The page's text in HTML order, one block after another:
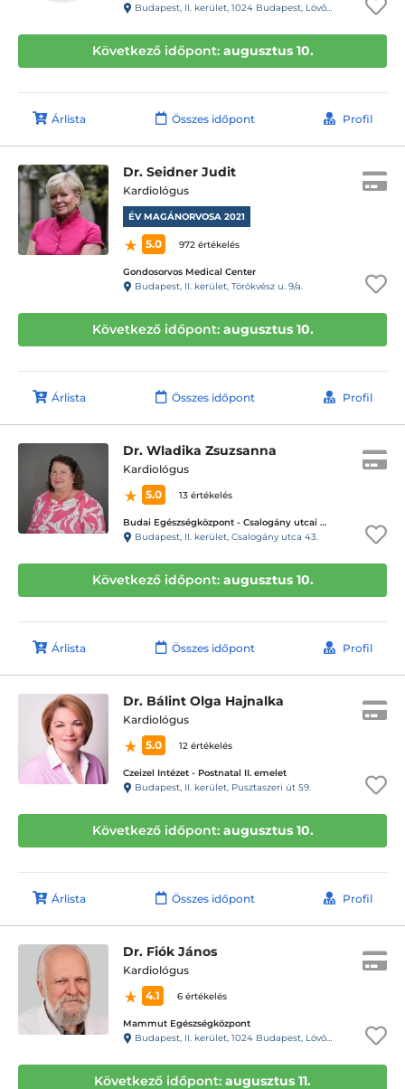
Budapest, II. kerület, 1024 Budapest, Lövőház utca 1-5. Mammut II., 4. emelet
Következő időpont: augusztus 10.
Árlista Összes időpont Profil
Dr. Seidner Judit
Kardiológus
ÉV MAGÁNORVOSA 2021
5.0 972 értékelés
Gondosorvos Medical Center
Budapest, II. kerület, Törökvész u. 9/a.
Következő időpont: augusztus 10.
Árlista Összes időpont Profil
Dr. Wladika Zsuzsanna
Kardiológus
5.0
13 értékelés
Budai Egészségközpont - Csalogány utcai magánrendelők
Budapest, II. kerület, Csalogány utca 43.
Következő időpont: augusztus 10.
Árlista Összes időpont Profil
Dr. Bálint Olga Hajnalka
Kardiológus
5.0
12 értékelés
Czeizel Intézet - Postnatal II. emelet
Budapest, II. kerület, Pusztaszeri út 59.
Következő időpont: augusztus 10.
Árlista Összes időpont Profil
Dr. Fiók János
Kardiológus
4.1
6 értékelés
Mammut Egészségközpont
Budapest, II. kerület, 1024 Budapest, Lövőház utca 1-5. Mammut II., 4. emelet
Következő időpont: augusztus 11.